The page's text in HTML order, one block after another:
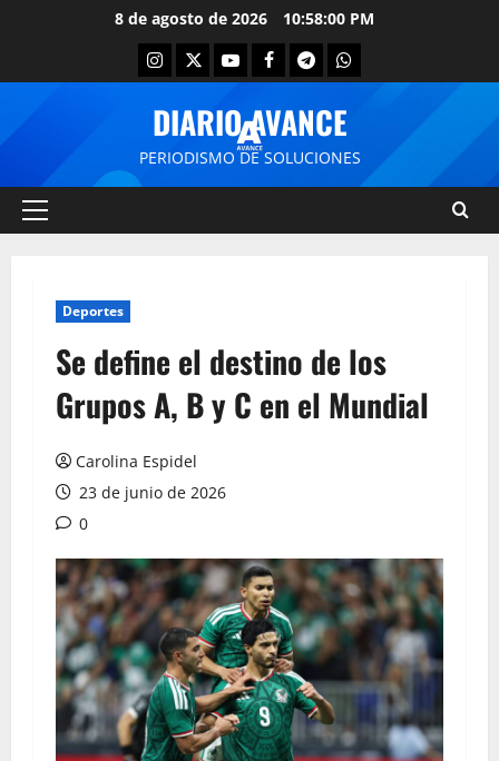
8 de agosto de 2026 10:58:00 PM
DIARIO AVANCE
PERIODISMO DE SOLUCIONES
Deportes
Se define el destino de los
Grupos A, B y C en el Mundial
Carolina Espidel
23 de junio de 2026
0